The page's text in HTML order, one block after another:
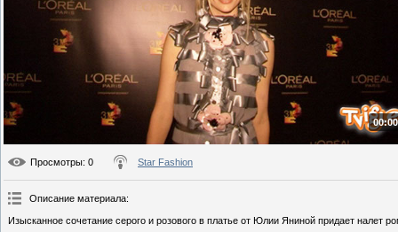
Просмотры: 0 Star Fashion
Описание материала:
Изысканное сочетание серого и розового в платье от Юлии Яниной придает налет